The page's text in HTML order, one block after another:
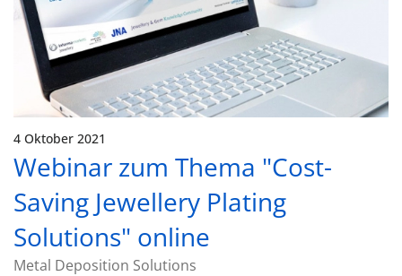
4 Oktober 2021
Webinar zum Thema "Cost-
Saving Jewellery Plating
Solutions" online
Metal Deposition Solutions